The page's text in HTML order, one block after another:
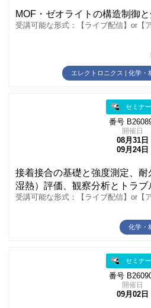
MOF・ゼオライトの構造制御
受講可能な形式：【ライブ配信】or【
エレクトロニクス | 化学
セミナー
番号
開催日
08月31日
09月24日
接着接合の基礎と強度測定、耐
湿熱）評価、観察分析とトラブ
受講可能な形式：【ライブ配信】or【
化学・
セミナー
番号
開催日
09月02日